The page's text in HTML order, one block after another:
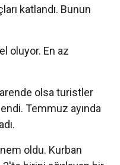
katlandı. Bunun
oluyor. En az
olsa turistler
Temmuz ayında
oldu. Kurban